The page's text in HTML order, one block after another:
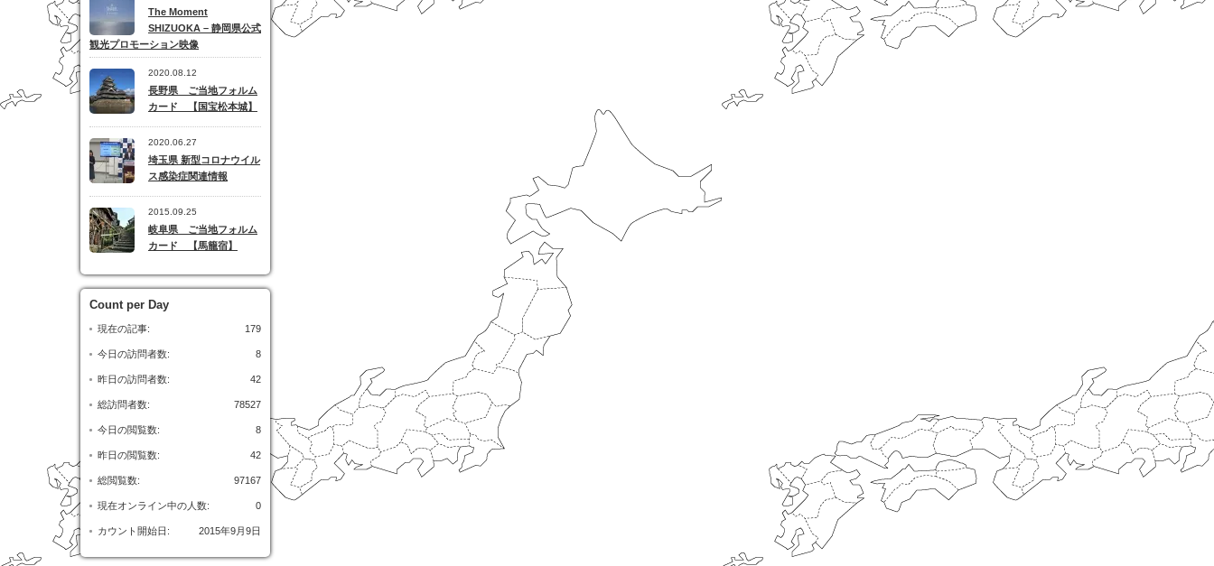
The Moment
SHIZUOKA – 静岡県公式
観光プロモーション映像
2020.08.12
長野県 ご当地フォルム
カード 【国宝松本城】
2020.06.27
埼玉県 新型コロナウイル
ス感染症関連情報
2015.09.25
岐阜県 ご当地フォルム
カード 【馬籠宿】
Count per Day
179
現在の記事:
8
今日の訪問者数:
42
昨日の訪問者数:
78527
総訪問者数:
8
今日の閲覧数:
42
昨日の閲覧数:
97167
総閲覧数:
0
現在オンライン中の人数:
2015年9月9日
カウント開始日: